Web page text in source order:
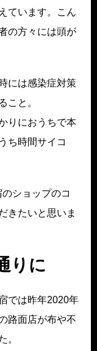
ています。こん
の方々には頭が
には感染症対策
こと。
りにおうちで本
ち時間サイコ
ショップのコ
きたいと思いま
りに
では昨年2020年
路面店が布や不
。